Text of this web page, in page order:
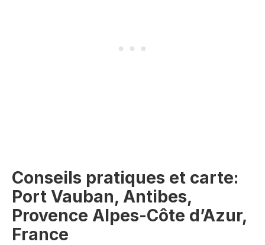
Conseils pratiques et carte:
Port Vauban, Antibes,
Provence Alpes-Côte d’Azur,
France